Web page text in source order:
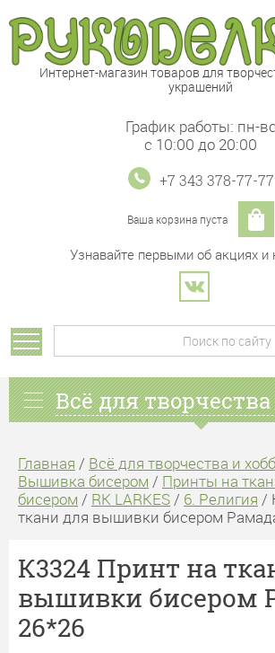
Интернет-магазин товаров для
украшений
Узнавайте первыми об акциях и
График работы: пн-вс
с 10:00 до 20:00
+7 343 378-77-77
Ваша корзина пуста
Всё для
Главная / Всё для творчества и
Вышивка бисером / Принты на
бисером / RK LARKES / 6. Религия /
ткани для вышивки бисером
К3324 Принт на
вышивки бисером
26*26